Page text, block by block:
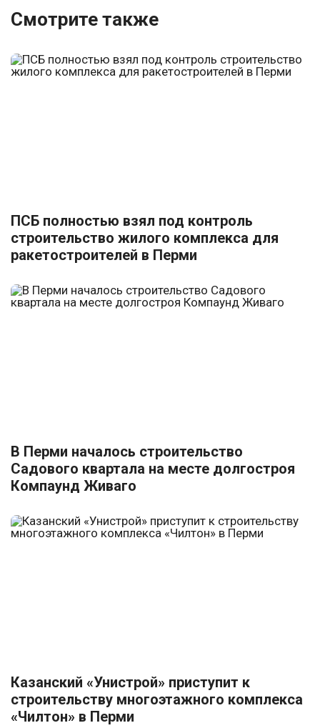
Смотрите также
ПСБ полностью взял под контроль
строительство жилого комплекса для
ракетостроителей в Перми
В Перми началось строительство
Садового квартала на месте долгостроя
Компаунд Живаго
Казанский «Унистрой» приступит к
строительству многоэтажного комплекса
«Чилтон» в Перми